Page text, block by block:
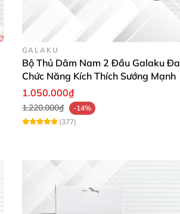
GALAKU
Bộ Thủ Dâm Nam 2 Đầu Galaku Đa
Chức Năng Kích Thích Sướng Mạnh
1.050.000₫
1.220.000₫
-14%
(377)